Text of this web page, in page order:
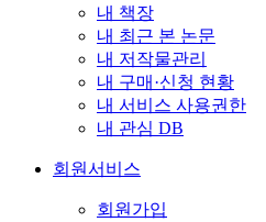
내 책장
내 최근 본 논문
내 저작물관리
내 구매·신청 현황
내 서비스 사용권한
내 관심 DB
회원서비스
회원가입